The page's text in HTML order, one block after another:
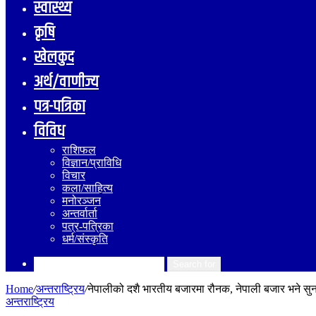
स्वास्थ्य
कृषि
खेलकुद
अर्थ/वाणीज्य
पत्र-पत्रिका
विविध
राशिफल
विज्ञान/प्राविधि
विचार
कला/साहित्य
मनोरञ्जन
अन्तर्वार्ता
पत्र-पत्रिका
धर्म/संस्कृति
Home/अन्तराष्ट्रिय/नेपालीको दशै भारतीय बजारमा रौनक, नेपाली बजार भने
अन्तराष्ट्रिय